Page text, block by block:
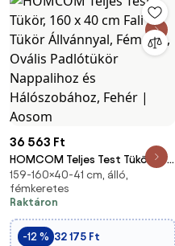
36 563 Ft
HOMCOM Teljes Test Tükör, 160
x 40 cm Fali Tükör Állvánnyal,
Fém Váz, Ovális Padlótükör
Nappalihoz és Hálószobához,
Fehér | Aosom
159-160×40-41 cm, álló,
fémkeretes
Raktáron
-12 % 32 175 Ft